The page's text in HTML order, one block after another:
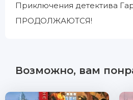
Приключения детектива
ПРОДОЛЖАЮТСЯ!
Возможно, вам